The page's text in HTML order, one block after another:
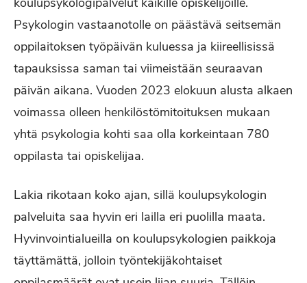
Psykologin vastaanotolle on päästävä seitsemän
oppilaitoksen työpäivän kuluessa ja kiireellisissä
tapauksissa saman tai viimeistään seuraavan
päivän aikana. Vuoden 2023 elokuun alusta alkaen
voimassa olleen henkilöstömitoituksen mukaan
yhtä psykologia kohti saa olla korkeintaan 780
oppilasta tai opiskelijaa.
Lakia rikotaan koko ajan, sillä koulupsykologin
palveluita saa hyvin eri lailla eri puolilla maata.
Hyvinvointialueilla on koulupsykologien paikkoja
täyttämättä, jolloin työntekijäkohtaiset